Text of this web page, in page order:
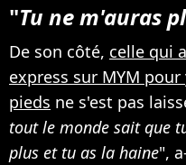
"Tu ne m'auras
De son côté, celle qui
express sur MYM
pieds ne s'est pas
tout le monde sait que
plus et tu as la haine",